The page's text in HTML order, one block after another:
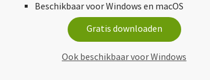
Beschikbaar voor Windows en macOS
Gratis downloaden
Ook beschikbaar voor Windows